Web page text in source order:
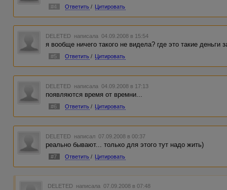
#4 Ответить / Цитировать
DELETED написала 04.09.2008 в 15:54
я вообще ничего такого не видела? где это такие деньги
#5 Ответить / Цитировать
DELETED написала 04.09.2008 в 17:13
появляются время от времни...
#6 Ответить / Цитировать
DELETED написал 07.09.2008 в 00:37
реально бывают... только для этого тут надо жить)
#7 Ответить / Цитировать
DELETED написала 07.09.2008 в 07:48